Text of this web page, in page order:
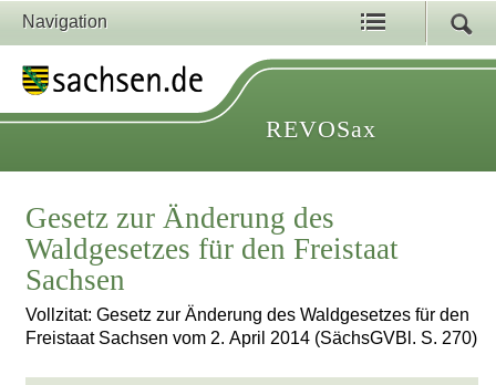
Navigation
REVOSax
Gesetz zur Änderung des
Waldgesetzes für den Freistaat
Sachsen
Vollzitat: Gesetz zur Änderung des Waldgesetzes für den
Freistaat Sachsen vom 2. April 2014 (SächsGVBl. S. 270)